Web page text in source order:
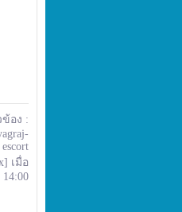
ข้อง :
escort
เมื่อ
14:00